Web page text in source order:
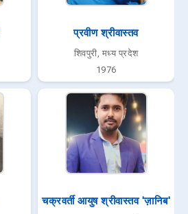
प्रवीण श्रीवास्तव
शिवपुरी, मध्य प्रदेश
1976
चक्रवर्ती आयुष श्रीवास्तव 'ज़ानिब'